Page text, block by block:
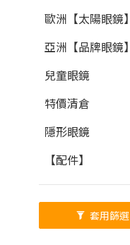
歐洲【太陽眼鏡】
亞洲【品牌眼鏡】
兒童眼鏡
特價清倉
隱形眼鏡
【配件】
套用篩選